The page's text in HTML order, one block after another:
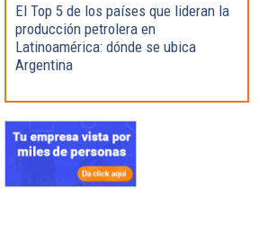
El Top 5 de los países que lideran la
producción petrolera en
Latinoamérica: dónde se ubica
Argentina